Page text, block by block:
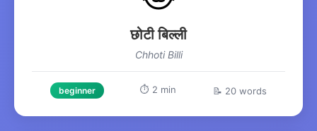
छोटी बिल्ली
Chhoti Billi
beginner ⏱️ 2 min 📝 20 words